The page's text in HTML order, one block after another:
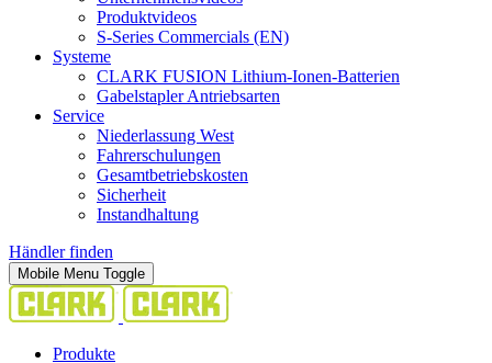
Produktvideos
S-Series Commercials (EN)
Systeme
CLARK FUSION Lithium-Ionen-Batterien
Gabelstapler Antriebsarten
Service
Niederlassung West
Fahrerschulungen
Gesamtbetriebskosten
Sicherheit
Instandhaltung
Händler finden
Mobile Menu Toggle
Produkte